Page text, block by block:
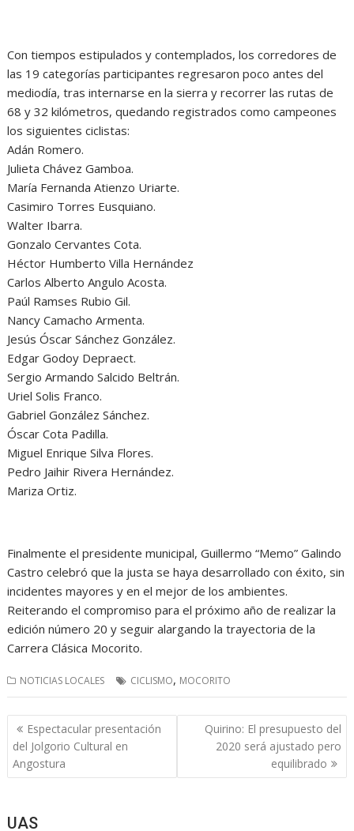
Con tiempos estipulados y contemplados, los corredores de
las 19 categorías participantes regresaron poco antes del
mediodía, tras internarse en la sierra y recorrer las rutas de
68 y 32 kilómetros, quedando registrados como campeones
los siguientes ciclistas:
Adán Romero.
Julieta Chávez Gamboa.
María Fernanda Atienzo Uriarte.
Casimiro Torres Eusquiano.
Walter Ibarra.
Gonzalo Cervantes Cota.
Héctor Humberto Villa Hernández
Carlos Alberto Angulo Acosta.
Paúl Ramses Rubio Gil.
Nancy Camacho Armenta.
Jesús Óscar Sánchez González.
Edgar Godoy Depraect.
Sergio Armando Salcido Beltrán.
Uriel Solis Franco.
Gabriel González Sánchez.
Óscar Cota Padilla.
Miguel Enrique Silva Flores.
Pedro Jaihir Rivera Hernández.
Mariza Ortiz.
Finalmente el presidente municipal, Guillermo “Memo” Galindo
Castro celebró que la justa se haya desarrollado con éxito, sin
incidentes mayores y en el mejor de los ambientes.
Reiterando el compromiso para el próximo año de realizar la
edición número 20 y seguir alargando la trayectoria de la
Carrera Clásica Mocorito.
NOTICIAS LOCALES CICLISMO, MOCORITO
Navegación
de
entradas
Espectacular presentación
del Jolgorio Cultural en
Angostura
Quirino: El presupuesto del
2020 será ajustado pero
equilibrado
UAS